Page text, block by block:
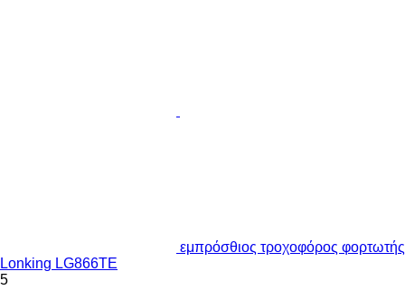
εμπρόσθιος τροχοφόρος φορτωτής
Lonking LG866TE
5